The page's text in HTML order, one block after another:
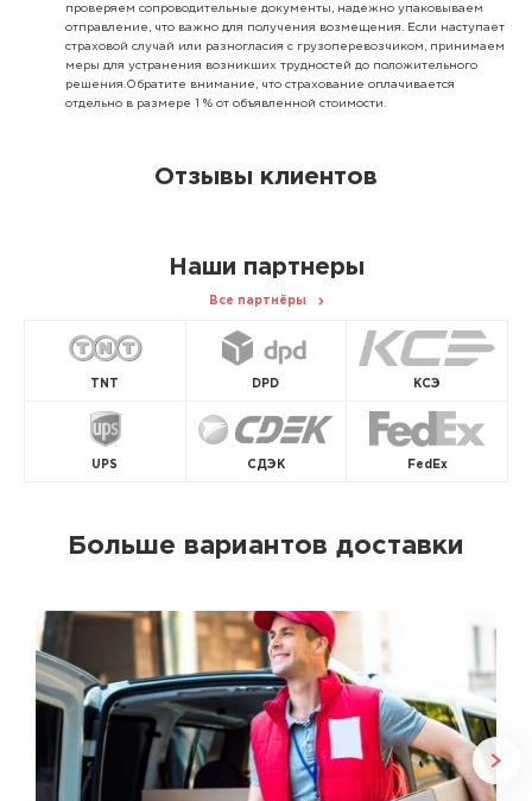
проверяем сопроводительные документы, надежно упаковываем
отправление, что важно для получения возмещения. Если наступает
страховой случай или разногласия с грузоперевозчиком, принимаем
меры для устранения возникших трудностей до положительного
решения.Обратите внимание, что страхование оплачивается
отдельно в размере 1 % от объявленной стоимости.
Отзывы клиентов
Наши партнеры
Все партнёры
TNT DPD КСЭ
UPS СДЭК FedEx
Больше вариантов доставки